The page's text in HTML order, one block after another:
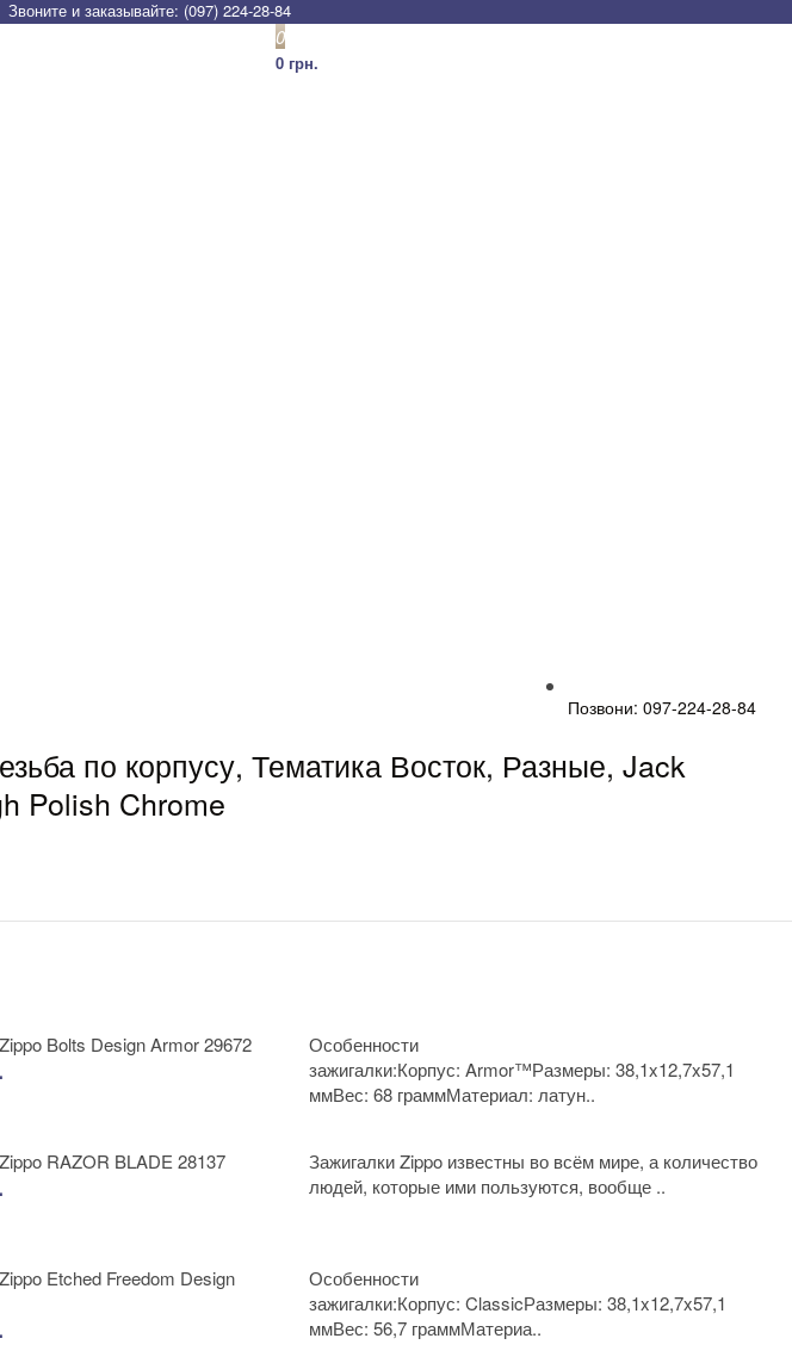
Звоните и заказывайте: (097) 224-28-84
0
0 грн.
Позвони: 097-224-28-84
по корпусу, Тематика Восток, Разные, Jack
Polish Chrome
Bolts Design Armor 29672
Особенности
зажигалки:Корпус: Armor™Размеры: 38,1x12,7x57,1
ммВес: 68 граммМатериал: латун..
RAZOR BLADE 28137
Зажигалки Zippo известны во всём мире, а количество
людей, которые ими пользуются, вообще ..
Etched Freedom Design
Особенности
зажигалки:Корпус: ClassicРазмеры: 38,1x12,7x57,1
ммВес: 56,7 граммМатериа..